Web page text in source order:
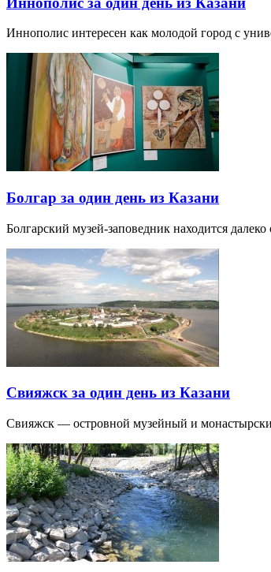
Иннополис интересен как молодой город с
Болгар за один день из Казани
Болгарский музей-заповедник находится
Свияжск за один день из Казани
Свияжск — островной музейный и